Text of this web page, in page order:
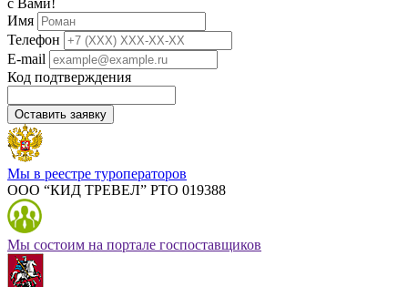
Имя
Телефон
E-mail
Код подтверждения
Оставить заявку
Мы в реестре туроператоров
ООО “КИД ТРЕВЕЛ” РТО 019388
Мы состоим на портале госпоставщиков